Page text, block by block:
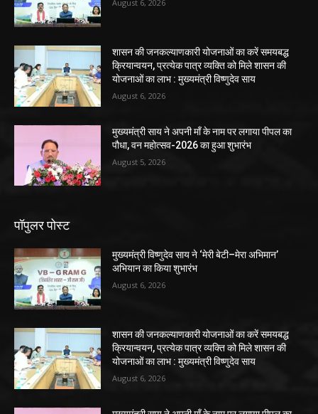
August 6, 2026
शासन की जनकल्याणकारी योजनाओं का करें समयबद्ध
क्रियान्वयन, प्रत्येक पात्र व्यक्ति को मिले शासन की
योजनाओं का लाभ : मुख्यमंत्री विष्णुदेव साय
August 6, 2026
मुख्यमंत्री साय ने अपनी माँ के नाम पर लगाया पीपल का
पौधा, वन महोत्सव-2026 का हुआ शुभारंभ
August 5, 2026
पॉपुलर पोस्ट
मुख्यमंत्री विष्णुदेव साय ने ‘मेरी बेटी–मेरा अभिमान’
अभियान का किया शुभारंभ
August 6, 2026
शासन की जनकल्याणकारी योजनाओं का करें समयबद्ध
क्रियान्वयन, प्रत्येक पात्र व्यक्ति को मिले शासन की
योजनाओं का लाभ : मुख्यमंत्री विष्णुदेव साय
August 6, 2026